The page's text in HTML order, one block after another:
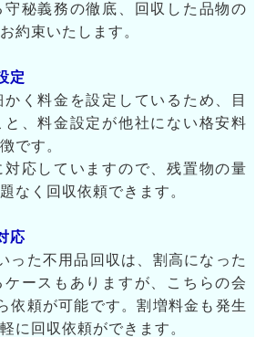
秘義務の徹底、回収した品物の
約束いたします。
定
く料金を設定しているため、目
、料金設定が他社にない格安料
です。
応していますので、残置物の量
なく回収依頼できます。
応
った不用品回収は、割高になった
ケースもありますが、こちらの会
依頼が可能です。割増料金も発生
に回収依頼ができます。